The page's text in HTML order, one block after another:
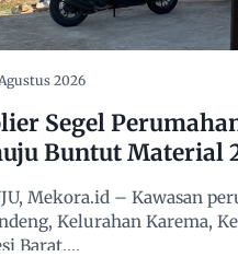
2026
Segel
Buntut Material
Mekora.id – Kawasan
Kelurahan Karema,
Barat,…